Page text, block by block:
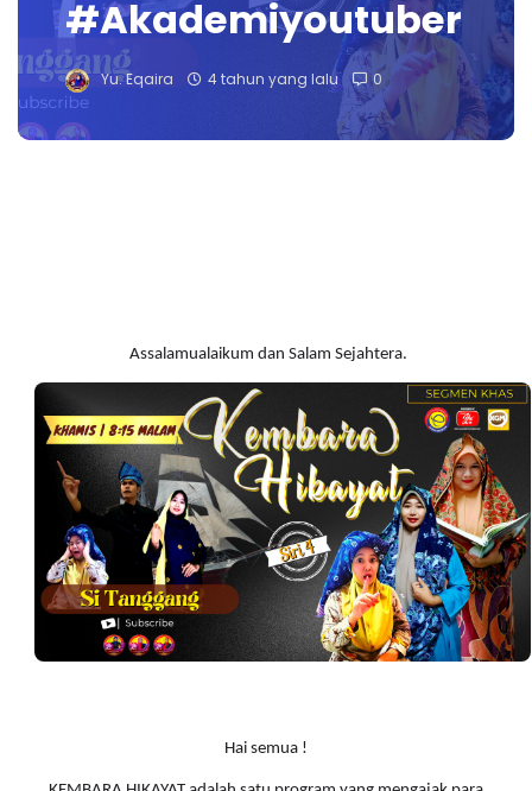
#Akademiyoutuber
Yu. Eqaira 4 tahun yang lalu 0
Assalamualaikum dan Salam Sejahtera.
Hai semua !